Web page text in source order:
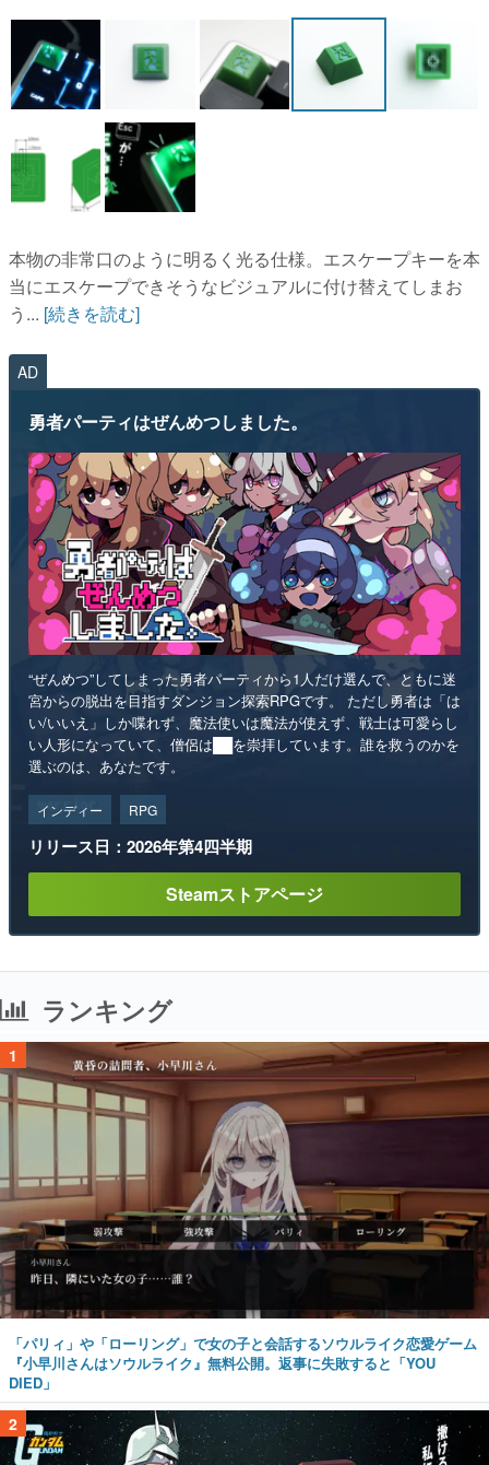
マンガ
女性向け
アプリレビュー
その他
電ファミニコゲーマーとは？
運営：株式会社マレ
本物の非常口のように明るく光る仕様。エスケープキーを本
当にエスケープできそうなビジュアルに付け替えてしまお
う... [続きを読む]
AD
勇者パーティはぜんめつしました。
“ぜんめつ”してしまった勇者パーティから1人だけ選んで、ともに迷
宮からの脱出を目指すダンジョン探索RPGです。 ただし勇者は「は
い/いいえ」しか喋れず、魔法使いは魔法が使えず、戦士は可愛らし
い人形になっていて、僧侶は██を崇拝しています。誰を救うのかを
選ぶのは、あなたです。
インディー RPG
リリース日：2026年第4四半期
Steamストアページ
ランキング
1
「パリィ」や「ローリング」で女の子と会話するソウルライク恋愛ゲーム
『小早川さんはソウルライク』無料公開。返事に失敗すると「YOU
DIED」
2